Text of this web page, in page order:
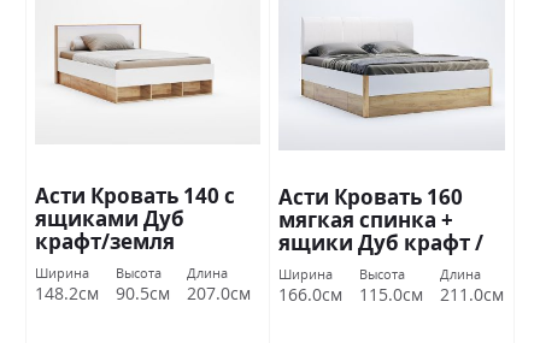
Асти Кровать 140 с
ящиками Дуб
крафт/земля
Миромарк
Ширина
148.2см
Высота
90.5см
Длина
207.0см
Асти Кровать 160
мягкая спинка +
ящики Дуб крафт /
белый глянец
Миромарк
Ширина
166.0см
Высота
115.0см
Длина
211.0см